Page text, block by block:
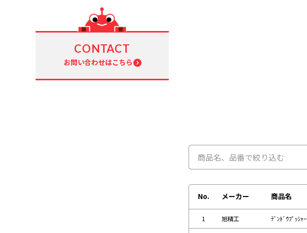
CONTACT
お問い合わせはこちら
No. メーカー 商品名
1 旭精工 ﾃﾞﾝﾄﾞｳﾌﾟｯｼｬｰ